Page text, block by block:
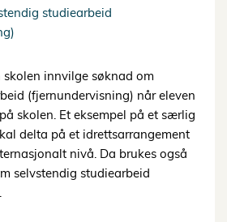
studiearbeid
innvilge søknad om
(fjernundervisning) når eleven
skolen. Et eksempel på et særlig
delta på et idrettsarrangement
nivå. Da brukes også
selvstendig studiearbeid